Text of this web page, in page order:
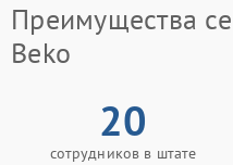
Преимущества
Beko
20
сотрудников в штате